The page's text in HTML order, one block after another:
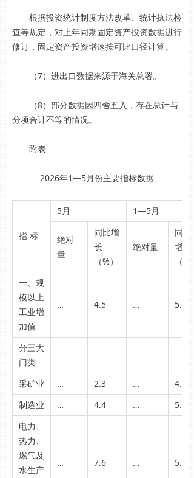
根据投资统计制度方法改革、统计执法检
查等规定，对上年同期固定资产投资数据进行
修订，固定资产投资增速按可比口径计算。
（7）进出口数据来源于海关总署。
（8）部分数据因四舍五入，存在总计与
分项合计不等的情况。
附表
2026年1—5月份主要指标数据
指 标
5月 1—5月
绝对
量
同比增
长
（%）
绝对量
同比
增长
（%）
一、规
模以上
工业增
加值
… 4.5 … 5.4
分三大
门类
采矿业
… 2.3 …
4.8
制造业
… 4.4 …
5.5
电力、
热力、
燃气及
水生产
… 7.6 … 5.1